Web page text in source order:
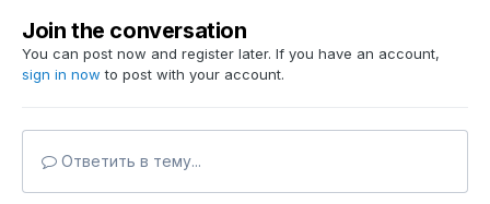
Join the conversation
You can post now and register later. If you have an account,
sign in now to post with your account.
Ответить в тему...